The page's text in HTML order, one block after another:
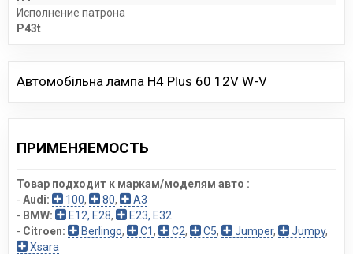
Исполнение патрона
P43t
Автомобiльна лампа H4 Plus 60 12V W-V
ПРИМЕНЯЕМОСТЬ
Товар подходит к маркам/моделям авто :
- Audi: 100, 80,
A3
- BMW: E12, E28,
E23, E32
- Citroen: Berlingo, C1, C2, C5, Jumper, Jumpy,
Xsara